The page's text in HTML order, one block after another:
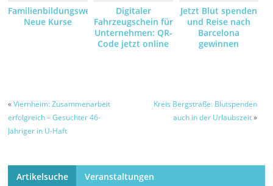
Familienbildungswerk:
Neue Kurse
Digitaler
Fahrzeugschein für
Unternehmen: QR-
Code jetzt online
Jetzt Blut spenden
und Reise nach
Barcelona
gewinnen
«Viernheim: Zusammenarbeit
erfolgreich – Gesuchter 46-
Jähriger in U-Haft
Kreis Bergstraße: Blutspenden
auch in der Urlaubszeit»
Artikelsuche Veranstaltungen